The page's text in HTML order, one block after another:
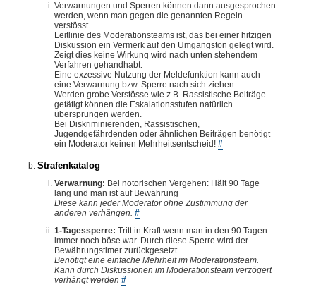
Verwarnungen und Sperren können dann ausgesprochen
werden, wenn man gegen die genannten Regeln
verstösst.
Leitlinie des Moderationsteams ist, das bei einer hitzigen
Diskussion ein Vermerk auf den Umgangston gelegt wird.
Zeigt dies keine Wirkung wird nach unten stehendem
Verfahren gehandhabt.
Eine exzessive Nutzung der Meldefunktion kann auch
eine Verwarnung bzw. Sperre nach sich ziehen.
Werden grobe Verstösse wie z.B. Rassistische Beiträge
getätigt können die Eskalationsstufen natürlich
übersprungen werden.
Bei Diskriminierenden, Rassistischen,
Jugendgefährdenden oder ähnlichen Beiträgen benötigt
ein Moderator keinen Mehrheitsentscheid! #
Strafenkatalog
Verwarnung: Bei notorischen Vergehen: Hält 90 Tage
lang und man ist auf Bewährung
Diese kann jeder Moderator ohne Zustimmung der
anderen verhängen. #
1-Tagessperre: Tritt in Kraft wenn man in den 90 Tagen
immer noch böse war. Durch diese Sperre wird der
Bewährungstimer zurückgesetzt
Benötigt eine einfache Mehrheit im Moderationsteam.
Kann durch Diskussionen im Moderationsteam verzögert
verhängt werden #